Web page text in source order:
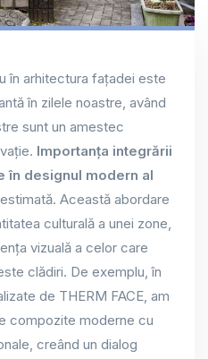
în arhitectura fațadei este
în zilele noastre, având
sunt un amestec
Importanța integrării
în designul modern al
Această abordare
culturală a unei zone,
vizuală a celor care
clădiri. De exemplu, în
de THERM FACE, am
compozite moderne cu
creând un dialog